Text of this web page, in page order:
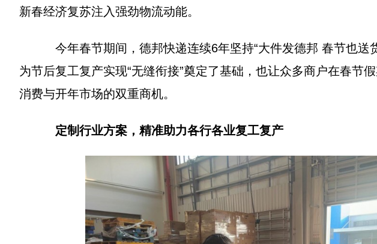
新春经济复苏注入强劲物流动能。
今年春节期间，德邦快递连续6年坚持“大件发德邦 春节也送货
为节后复工复产实现“无缝衔接”奠定了基础，也让众多商户在春节
消费与开年市场的双重商机。
定制行业方案，精准助力各行各业复工复产